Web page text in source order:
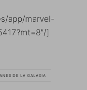
app/marvel-
]
DE LA GALAXIA